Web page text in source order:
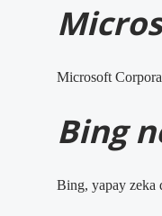
Microsoft
Bing
Bing, yapay zeka